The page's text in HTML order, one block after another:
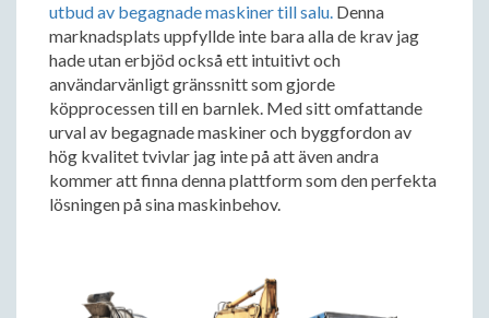
utbud av begagnade maskiner till salu. Denna
marknadsplats uppfyllde inte bara alla de krav jag
hade utan erbjöd också ett intuitivt och
användarvänligt gränssnitt som gjorde
köpprocessen till en barnlek. Med sitt omfattande
urval av begagnade maskiner och byggfordon av
hög kvalitet tvivlar jag inte på att även andra
kommer att finna denna plattform som den perfekta
lösningen på sina maskinbehov.